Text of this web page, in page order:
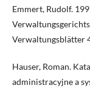
Emmert, Rudolf.
Verwaltungsblätter
Hauser, Roman.
administracyjne a